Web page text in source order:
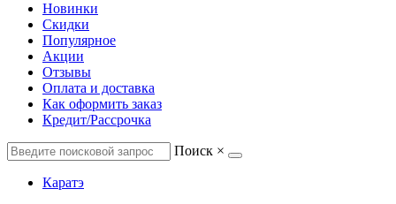
Новинки
Скидки
Популярное
Акции
Отзывы
Оплата и доставка
Как оформить заказ
Кредит/Рассрочка
Поиск ×
Каратэ